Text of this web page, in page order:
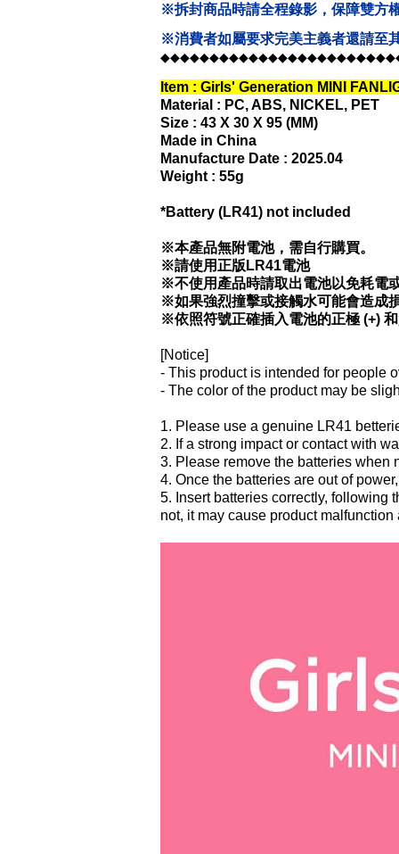
※拆封商品時請全程錄影，保障雙方
※消費者如屬要求完美主義者還請至
Item : Girls' Generation MINI
Material : PC, ABS, NICKEL, PET
Size : 43 X 30 X 95 (MM)
Made in China
Manufacture Date : 2025.04
Weight : 55g
*Battery (LR41) not included
※本產品無附電池，需自行購買。
※請使用正版LR41電池
※不使用產品時請取出電池以免耗電
※如果強烈撞擊或接觸水可能會造成
※依照符號正確插入電池的正極 (+)
[Notice]
- This product is intended for people
- The color of the product may be
1. Please use a genuine LR41
2. If a strong impact or contact with
3. Please remove the batteries when
4. Once the batteries are out of
5. Insert batteries correctly, following
not, it may cause product